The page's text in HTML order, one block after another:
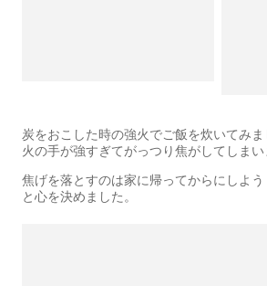
炭をおこした時の強火でご飯を炊いてみま
火の手が強すぎてがっつり焦がしてしまい
焦げを落とすのは家に帰ってからにしよう
と心を決めました。